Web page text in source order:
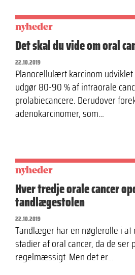
nyheder
Det skal du vide om oral
22.10.2019
Planocellulært karcinom
udgør 80-90 % af intraorale
prolabiecancere. Derudover
adenokarcinomer, som…
nyheder
Hver tredje orale cancer
tandlægestolen
22.10.2019
Tandlæger har en nøglerolle i at
stadier af oral cancer, da de ser
regelmæssigt. Men det er…